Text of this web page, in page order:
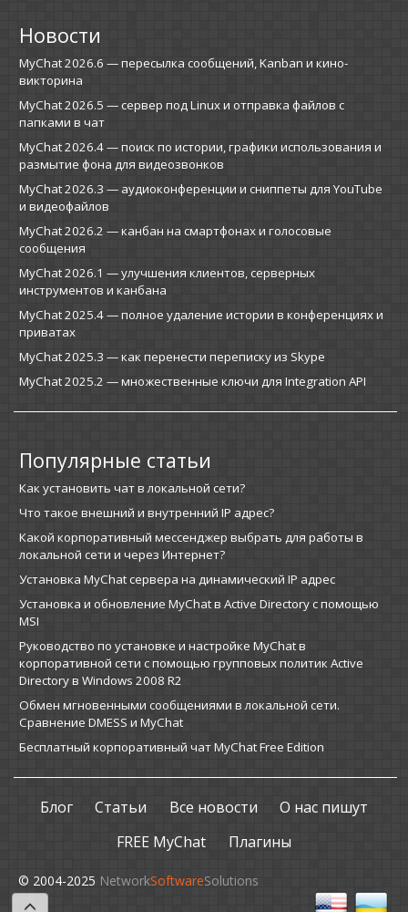
Новости
MyChat 2026.6 — пересылка сообщений, Kanban и кино-
викторина
MyChat 2026.5 — сервер под Linux и отправка файлов с
папками в чат
MyChat 2026.4 — поиск по истории, графики использования и
размытие фона для видеозвонков
MyChat 2026.3 — аудиоконференции и сниппеты для YouTube
и видеофайлов
MyChat 2026.2 — канбан на смартфонах и голосовые
сообщения
MyChat 2026.1 — улучшения клиентов, серверных
инструментов и канбана
MyChat 2025.4 — полное удаление истории в конференциях и
приватах
MyChat 2025.3 — как перенести переписку из Skype
MyChat 2025.2 — множественные ключи для Integration API
Популярные статьи
Как установить чат в локальной сети?
Что такое внешний и внутренний IP адрес?
Какой корпоративный мессенджер выбрать для работы в
локальной сети и через Интернет?
Установка MyChat сервера на динамический IP адрес
Установка и обновление MyChat в Active Directory с помощью
MSI
Руководство по установке и настройке MyChat в
корпоративной сети с помощью групповых политик Active
Directory в Windows 2008 R2
Обмен мгновенными сообщениями в локальной сети.
Сравнение DMESS и MyChat
Бесплатный корпоративный чат MyChat Free Edition
Блог Статьи Все новости
О нас пишут
FREE MyChat
Плагины
© 2004-2025 NetworkSoftwareSolutions